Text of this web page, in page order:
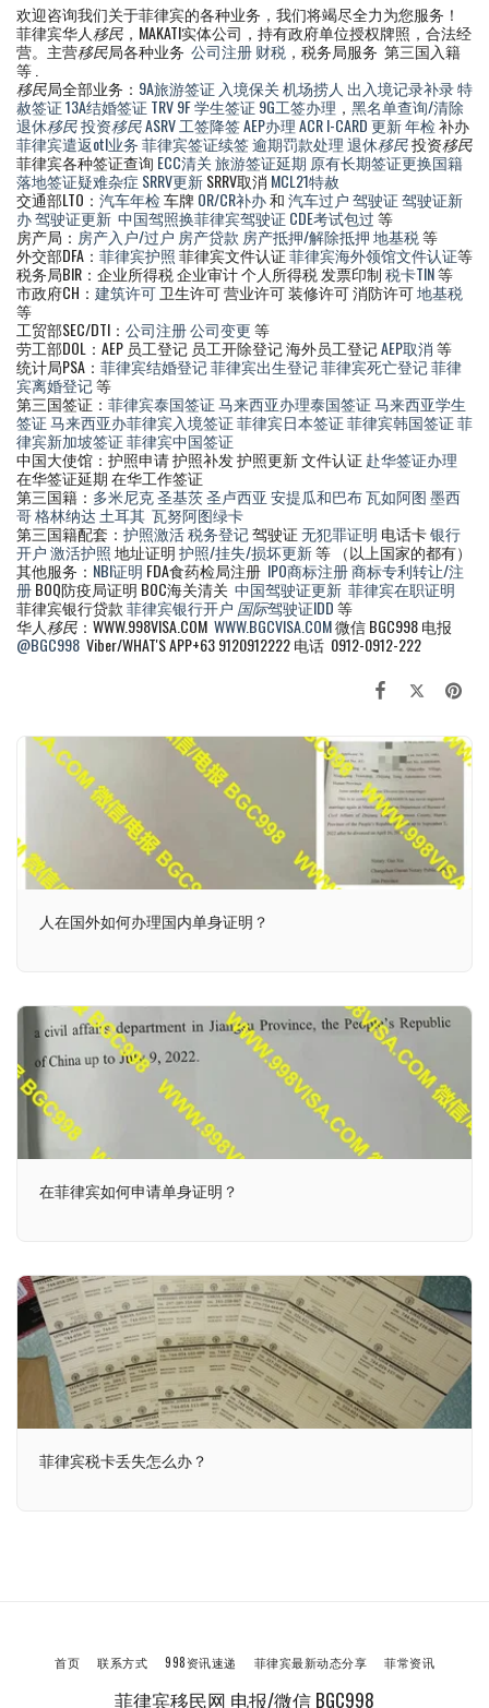
欢迎咨询我们关于菲律宾的各种业务，我们将竭尽全力为您服务！
菲律宾华人移民 ，MAKATI实体公司，持有政府单位授权牌照，合法经
营。主营移民局各种业务 公司注册财税 ，税务局服务 第三国入籍
等 .
移民局全部业务： 9A旅游签证 入境保关机场捞人 出入境记录补录特
赦签证13A结婚签证 TRV9F 学生签证 9G工签办理 ， 黑名单查询/清除
退休移民投资移民ASRV工签降签AEP办理ACR I-CARD 更新年检补办
菲律宾遣返otl业务菲律宾签证续签逾期罚款处理退休移民投资移民
菲律宾各种签证查询 ECC清关旅游签证延期 原有长期签证更换国籍
落地签证疑难杂症 SRRV更新SRRV取消 MCL21特赦
交通部LTO： 汽车年检车牌OR/CR补办和汽车过户驾驶证驾驶证新
办驾驶证更新 中国驾照换菲律宾驾驶证 CDE考试包过等
房产局： 房产入户/过户 房产贷款 房产抵押/解除抵押地基税等
外交部DFA： 菲律宾护照菲律宾文件认证菲律宾海外领馆文件认证等
税务局BIR：企业所得税 企业审计 个人所得税 发票印制税卡TIN等
市政府CH： 建筑许可卫生许可 营业许可 装修许可 消防许可地基税
等
工贸部SEC/DTI： 公司注册公司变更等
劳工部DOL：AEP 员工登记 员工开除登记 海外员工登记AEP取消等
统计局PSA： 菲律宾结婚登记菲律宾出生登记菲律宾死亡登记菲律
宾离婚登记等
第三国签证： 菲律宾泰国签证马来西亚办理泰国签证马来西亚学生
签证马来西亚办菲律宾入境签证菲律宾日本签证菲律宾韩国签证菲
律宾新加坡签证菲律宾中国签证
中国大使馆：护照申请 护照补发 护照更新 文件认证 赴华签证办理
在华签证延期 在华工作签证
第三国籍： 多米尼克圣基茨圣卢西亚安提瓜和巴布瓦如阿图墨西
哥格林纳达 土耳其 瓦努阿图绿卡
第三国籍配套： 护照激活税务登记驾驶证无犯罪证明 电话卡银行
开户激活护照地址证明护照/挂失/损坏更新等 （以上国家的都有）
其他服务： NBI证明 FDA食药检局注册 IPO商标注册商标专利转让/注
册BOQ防疫局证明 BOC海关清关 中国驾驶证更新 菲律宾在职证明
菲律宾银行贷款菲律宾银行开户 国际驾驶证IDD等
华人移民 ：WWW.998VISA.COM WWW.BGCVISA.COM微信 BGC998 电报
@BGC998 Viber/WHAT'S APP+63 9120912222 电话 0912-0912-222
人在国外如何办理国内单身证明？
在菲律宾如何申请单身证明？
菲律宾税卡丢失怎么办？
菲律宾移民网 电报/微信 BGC998
首页 联系方式 998资讯速递 菲律宾最新动态分享 菲常资讯